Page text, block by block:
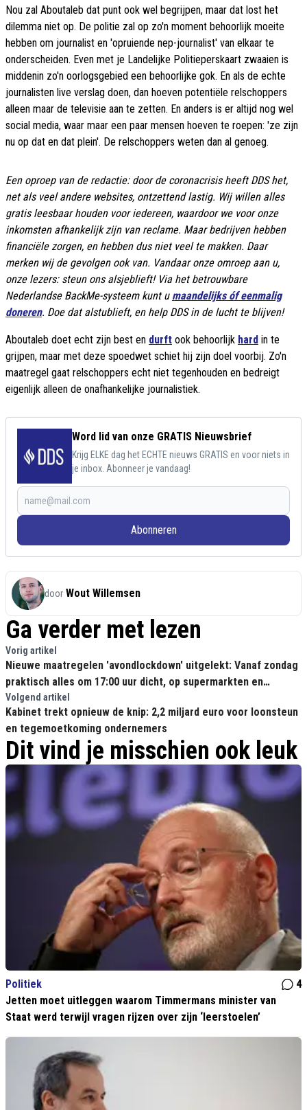
Nou zal Aboutaleb dat punt ook wel begrijpen, maar dat lost het
dilemma niet op. De politie zal op zo'n moment behoorlijk moeite
hebben om journalist en 'opruiende nep-journalist' van elkaar te
onderscheiden. Even met je Landelijke Politieperskaart zwaaien is
middenin zo'n oorlogsgebied een behoorlijke gok. En als de echte
journalisten live verslag doen, dan hoeven potentiële relschoppers
alleen maar de televisie aan te zetten. En anders is er altijd nog wel
social media, waar maar een paar mensen hoeven te roepen: 'ze zijn
nu op dat en dat plein'. De relschoppers weten dan al genoeg.
Een oproep van de redactie: door de coronacrisis heeft DDS het,
net als veel andere websites, ontzettend lastig. Wij willen alles
gratis leesbaar houden voor iedereen, waardoor we voor onze
inkomsten afhankelijk zijn van reclame. Maar bedrijven hebben
financiële zorgen, en hebben dus niet veel te makken. Daar
merken wij de gevolgen ook van. Vandaar onze omroep aan u,
onze lezers: steun ons alsjeblieft! Via het betrouwbare
Nederlandse BackMe-systeem kunt u maandelijks óf eenmalig
doneren. Doe dat alstublieft, en help DDS in de lucht te blijven!
Aboutaleb doet echt zijn best en durft ook behoorlijk hard in te
grijpen, maar met deze spoedwet schiet hij zijn doel voorbij. Zo'n
maatregel gaat relschoppers echt niet tegenhouden en bedreigt
eigenlijk alleen de onafhankelijke journalistiek.
Word lid van onze GRATIS Nieuwsbrief
Krijg ELKE dag het ECHTE nieuws GRATIS en voor niets in
je inbox. Abonneer je vandaag!
Abonneren
door Wout Willemsen
Ga verder met lezen
Vorig artikel
Nieuwe maatregelen 'avondlockdown' uitgelekt: Vanaf zondag
praktisch alles om 17:00 uur dicht, op supermarkten en
scholen na
Volgend artikel
Kabinet trekt opnieuw de knip: 2,2 miljard euro voor loonsteun
en tegemoetkoming ondernemers
Dit vind je misschien ook leuk
Politiek
4
Jetten moet uitleggen waarom Timmermans minister van
Staat werd terwijl vragen rijzen over zijn ‘leerstoelen’